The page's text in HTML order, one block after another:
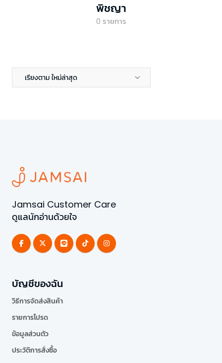
พิชญา
0 รายการ
เรียงตาม ใหม่ล่าสุด
Jamsai Customer Care
ดูแลนักอ่านด้วยใจ
บัญชีของฉัน
วิธีการจัดส่งสินค้า
รายการโปรด
ข้อมูลส่วนตัว
ประวัติการสั่งซื้อ